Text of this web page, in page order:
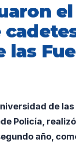
las
de
Policía,
año,